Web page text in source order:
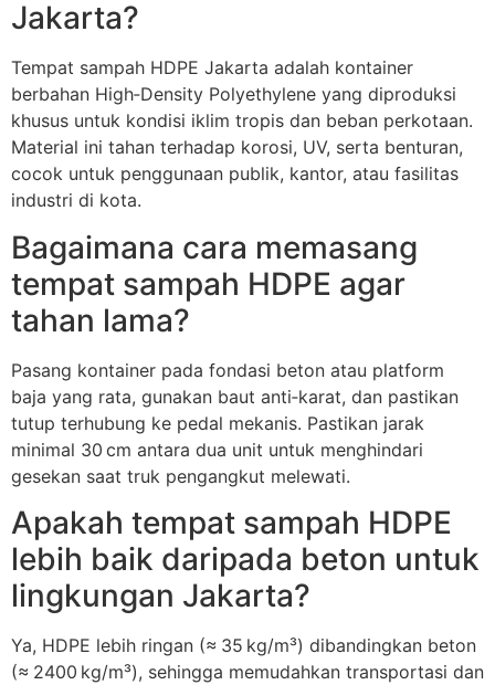
Jakarta?
Tempat sampah HDPE Jakarta adalah kontainer
berbahan High‑Density Polyethylene yang diproduksi
khusus untuk kondisi iklim tropis dan beban perkotaan.
Material ini tahan terhadap korosi, UV, serta benturan,
cocok untuk penggunaan publik, kantor, atau fasilitas
industri di kota.
Bagaimana cara memasang
tempat sampah HDPE agar
tahan lama?
Pasang kontainer pada fondasi beton atau platform
baja yang rata, gunakan baut anti‑karat, dan pastikan
tutup terhubung ke pedal mekanis. Pastikan jarak
minimal 30 cm antara dua unit untuk menghindari
gesekan saat truk pengangkut melewati.
Apakah tempat sampah HDPE
lebih baik daripada beton untuk
lingkungan Jakarta?
Ya, HDPE lebih ringan (≈ 35 kg/m³) dibandingkan beton
(≈ 2400 kg/m³), sehingga memudahkan transportasi dan